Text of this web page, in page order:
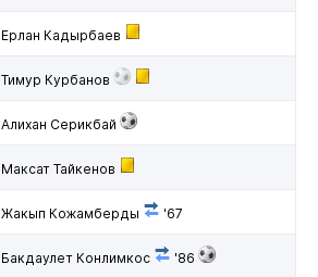
Ерлан Кадырбаев
Тимур Курбанов
Алихан Серикбай
Максат Тайкенов
Жакып Кожамберды '67
Бакдаулет Конлимкос '86